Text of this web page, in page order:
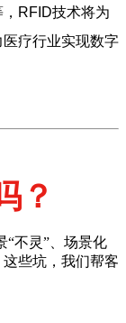
RFID技术将为
疗行业实现数字
？
“不灵”、场景化
些坑，我们帮客